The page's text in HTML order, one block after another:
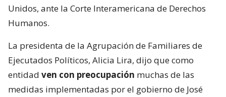
Unidos, ante la Corte Interamericana de Derechos
Humanos.
La presidenta de la Agrupación de Familiares de
Ejecutados Políticos, Alicia Lira, dijo que como
entidad ven con preocupación muchas de las
medidas implementadas por el gobierno de José